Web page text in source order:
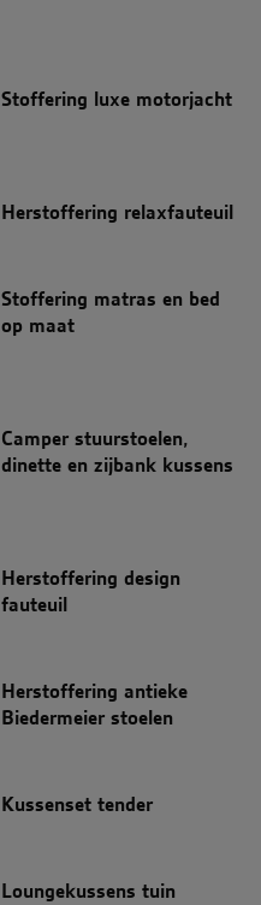
Stoffering luxe motorjacht
Herstoffering relaxfauteuil
Stoffering matras en bed
op maat
Camper stuurstoelen,
dinette en zijbank kussens
Herstoffering design
fauteuil
Herstoffering antieke
Biedermeier stoelen
Kussenset tender
Loungekussens tuin